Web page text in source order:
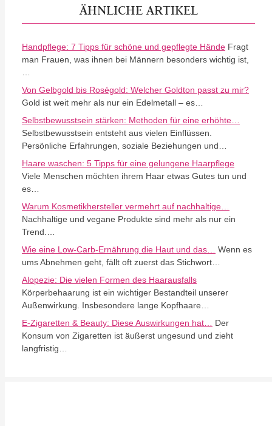
ÄHNLICHE ARTIKEL
Handpflege: 7 Tipps für schöne und gepflegte Hände Fragt
man Frauen, was ihnen bei Männern besonders wichtig ist,
Von Gelbgold bis Roségold: Welcher Goldton passt zu mir?
Gold ist weit mehr als nur ein Edelmetall – es…
Selbstbewusstsein stärken: Methoden für eine erhöhte…
Selbstbewusstsein entsteht aus vielen Einflüssen.
Persönliche Erfahrungen, soziale Beziehungen und…
Haare waschen: 5 Tipps für eine gelungene Haarpflege
Viele Menschen möchten ihrem Haar etwas Gutes tun und
es…
Warum Kosmetikhersteller vermehrt auf nachhaltige…
Nachhaltige und vegane Produkte sind mehr als nur ein
Trend.…
Wie eine Low-Carb-Ernährung die Haut und das…
Wenn es
ums Abnehmen geht, fällt oft zuerst das Stichwort…
Alopezie: Die vielen Formen des Haarausfalls
Körperbehaarung ist ein wichtiger Bestandteil unserer
Außenwirkung. Insbesondere lange Kopfhaare…
E-Zigaretten & Beauty: Diese Auswirkungen hat…
Der
Konsum von Zigaretten ist äußerst ungesund und zieht
langfristig…